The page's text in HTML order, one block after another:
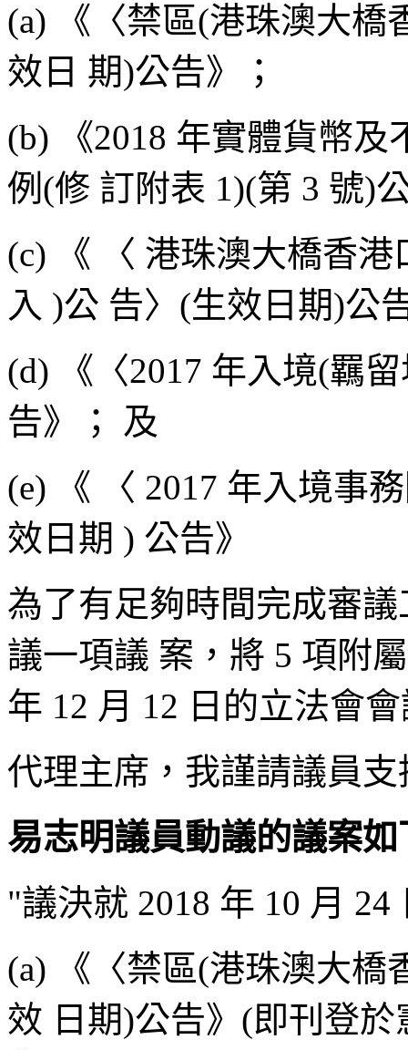
(a) 《〈禁區(港珠澳大橋
效日 期)公告》；
(b) 《2018 年實體貨幣
例(修 訂附表 1)(第 3 號)
(c) 《 〈 港珠澳大橋香
入 )公 告〉(生效日期)公
(d) 《〈2017 年入境(羈
告》； 及
(e) 《 〈 2017 年入境事
效日期 ) 公告》
為了有足夠時間完成審
議一項議 案，將 5 項附
年 12 月 12 日的立法會
代理主席，我謹請議員
易志明議員動議的議案如
"議決就 2018 年 10 月
(a) 《〈禁區(港珠澳大橋
效 日期)公告》(即刊登於